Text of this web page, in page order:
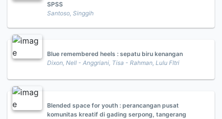
SPSS
Santoso, Singgih
Blue remembered heels : sepatu biru kenangan
Dixon, Nell - Anggriani, Tisa - Rahman, Lulu FItri
Blended space for youth : perancangan pusat
komunitas kreatif di gading serpong, tangerang